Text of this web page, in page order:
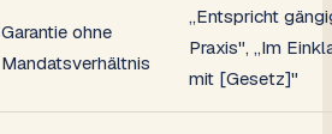
Garantie ohne
Mandatsverhältnis
„Entspricht
Praxis", „Im
mit [Gesetz]"